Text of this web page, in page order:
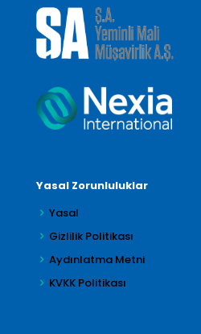
Yasal Zorunluluklar
Yasal
Gizlilik Politikası
Aydınlatma Metni
KVKK Politikası